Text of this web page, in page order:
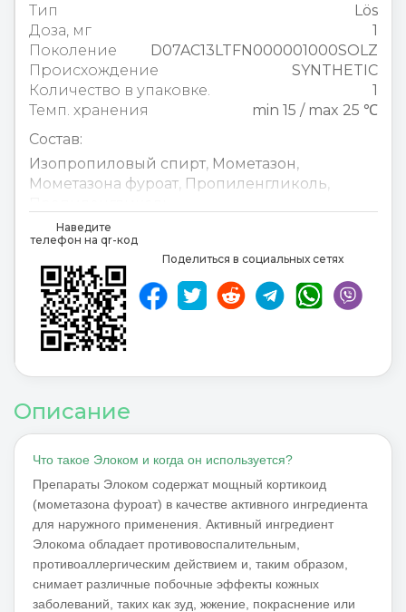
Тип
Lös
Доза, мг
1
Поколение
D07AC13LTFN000001000SOLZ
Происхождение
SYNTHETIC
Количество в упаковке.
1
Темп. хранения
min 15 / max 25 ℃
Состав:
Изопропиловый спирт, Мометазон,
Мометазона фуроат Пропиленгликоль
Isopropylalkohol
furoat,Propylenglycol,
Наведите
телефон на qr-код
Поделиться в социальных сетях
Описание
Что такое Элоком и когда он используется?
Препараты Элоком содержат мощный кортикоид
(мометазона фуроат) в качестве активного ингредиента
для наружного применения. Активный ингредиент
Элокома обладает противовоспалительным,
противоаллергическим действием и, таким образом,
снимает различные побочные эффекты кожных
заболеваний, таких как зуд, жжение, покраснение или